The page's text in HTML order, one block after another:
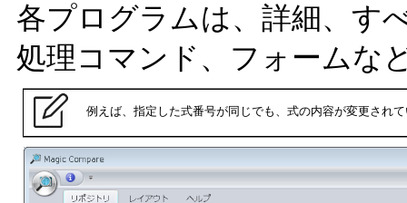
各プログラムは、詳細、す
処理コマンド、フォームな
例えば、指定した式番号が同じでも、式の内容が変更され